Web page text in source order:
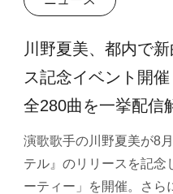
川野夏美、都内で
ス記念イベント開
全280曲を一挙配信
演歌歌手の川野夏美が8
テル』のリリースを記念
ーティー」を開催。さ